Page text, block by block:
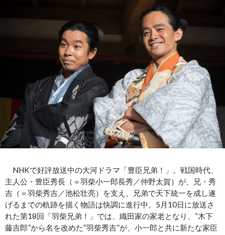
NHKで好評放送中の大河ドラマ「豊臣兄弟！」。戦国時代、
主人公・豊臣秀長（＝羽柴小一郎長秀／仲野太賀）が、兄・秀
吉（＝羽柴秀吉／池松壮亮）を支え、兄弟で天下統一を成し遂
げるまでの軌跡を描く物語は快調に進行中。5月10日に放送さ
れた第18回「羽柴兄弟！」では、織田家の家老となり、“木下
藤吉郎”から名を改めた“羽柴秀吉”が、小一郎と共に新たな家臣